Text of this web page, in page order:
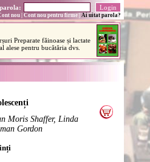
parola:
nou Cont nou pentru firme Ai uitat parola?
Moris Shaffer, Linda
Gordon